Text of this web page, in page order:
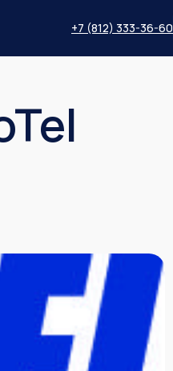
+7 (812) 333-36-60